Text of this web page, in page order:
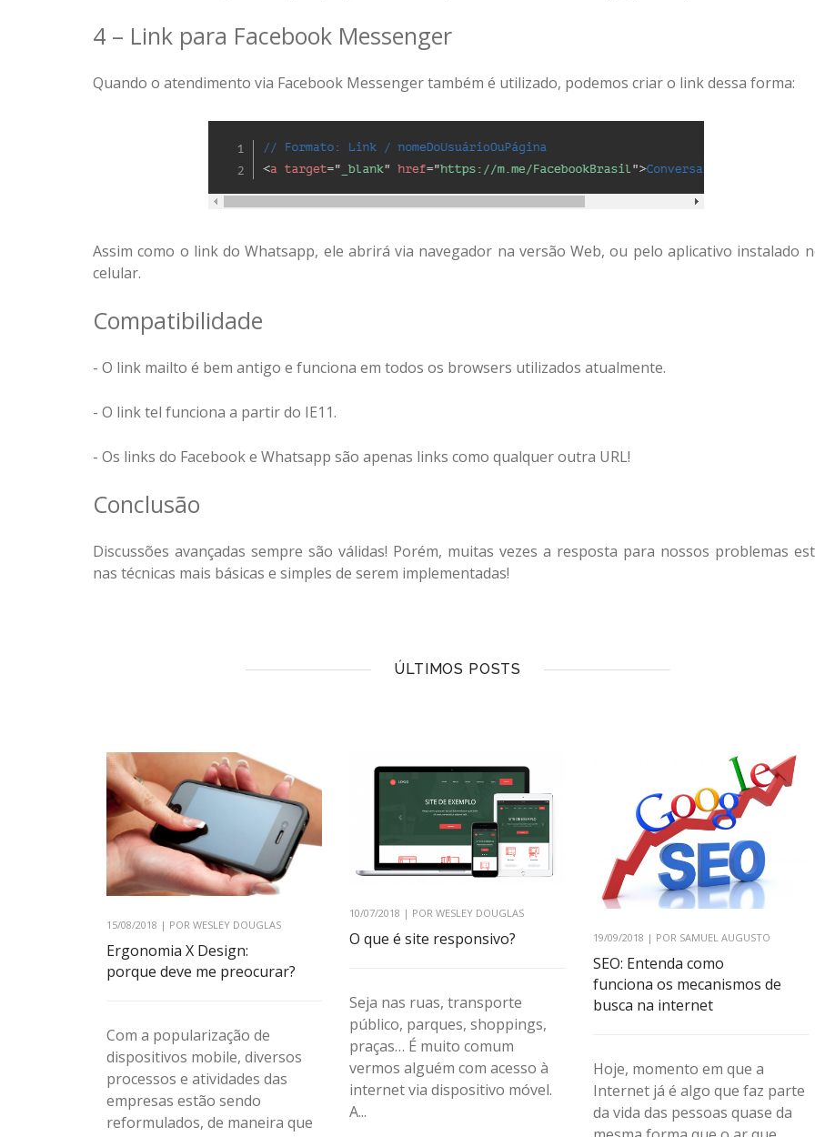
4 – Link para Facebook Messenger
Quando o atendimento via Facebook Messenger também é utilizado, podemos criar o link dessa forma:
Assim como o link do Whatsapp, ele abrirá via navegador na versão Web, ou pelo aplicativo instalado
celular.
Compatibilidade
- O link mailto é bem antigo e funciona em todos os browsers utilizados atualmente.
- O link tel funciona a partir do IE11.
- Os links do Facebook e Whatsapp são apenas links como qualquer outra URL!
Conclusão
Discussões avançadas sempre são válidas! Porém, muitas vezes a resposta para nossos problemas
nas técnicas mais básicas e simples de serem implementadas!
ÚLTIMOS POSTS
15/08/2018 | POR WESLEY DOUGLAS
Ergonomia X Design:
porque deve me preocurar?
Com a popularização de
dispositivos mobile, diversos
processos e atividades das
empresas estão sendo
reformulados, de maneira que
10/07/2018 | POR WESLEY DOUGLAS
O que é site responsivo?
Seja nas ruas, transporte
público, parques, shoppings,
praças… É muito comum
vermos alguém com acesso à
internet via dispositivo móvel.
A...
19/09/2018 | POR SAMUEL AUGUSTO
SEO: Entenda como
funciona os mecanismos de
busca na internet
Hoje, momento em que a
Internet já é algo que faz parte
da vida das pessoas quase da